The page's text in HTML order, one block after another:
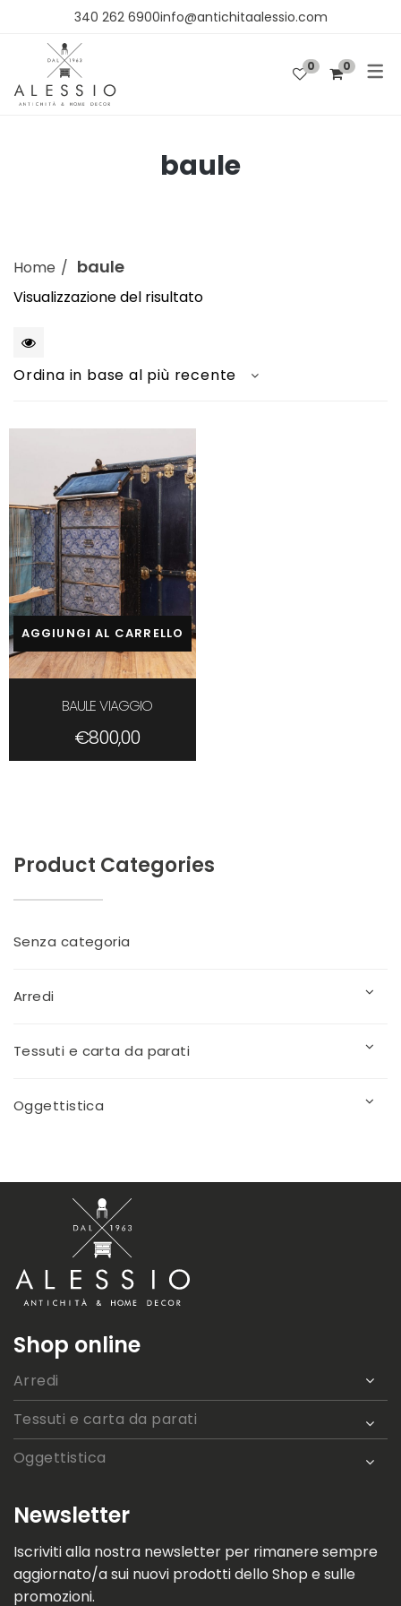
SHOP
340 262 6900info@antichitaalessio.com
0 0
baule
Home baule
Visualizzazione del risultato
1
4
columns
Ordina in base al più recente
AGGIUNGI AL CARRELLO
BAULE VIAGGIO
€800,00
Product Categories
Senza categoria
Arredi
Tessuti e carta da parati
Oggettistica
Shop online
Arredi
Tessuti e carta da parati
Oggettistica
Newsletter
Iscriviti alla nostra newsletter per rimanere sempre
aggiornato/a sui nuovi prodotti dello Shop e sulle
promozioni.